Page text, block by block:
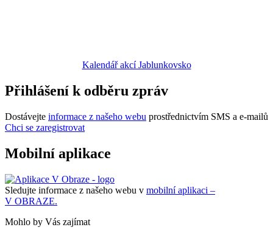
Kalendář akcí Jablunkovsko
Přihlášení k odběru zpráv
Dostávejte informace z našeho webu prostřednictvím SMS a e-mailů
Chci se zaregistrovat
Mobilní aplikace
Sledujte informace z našeho webu v mobilní aplikaci –
V OBRAZE.
Mohlo by Vás zajímat